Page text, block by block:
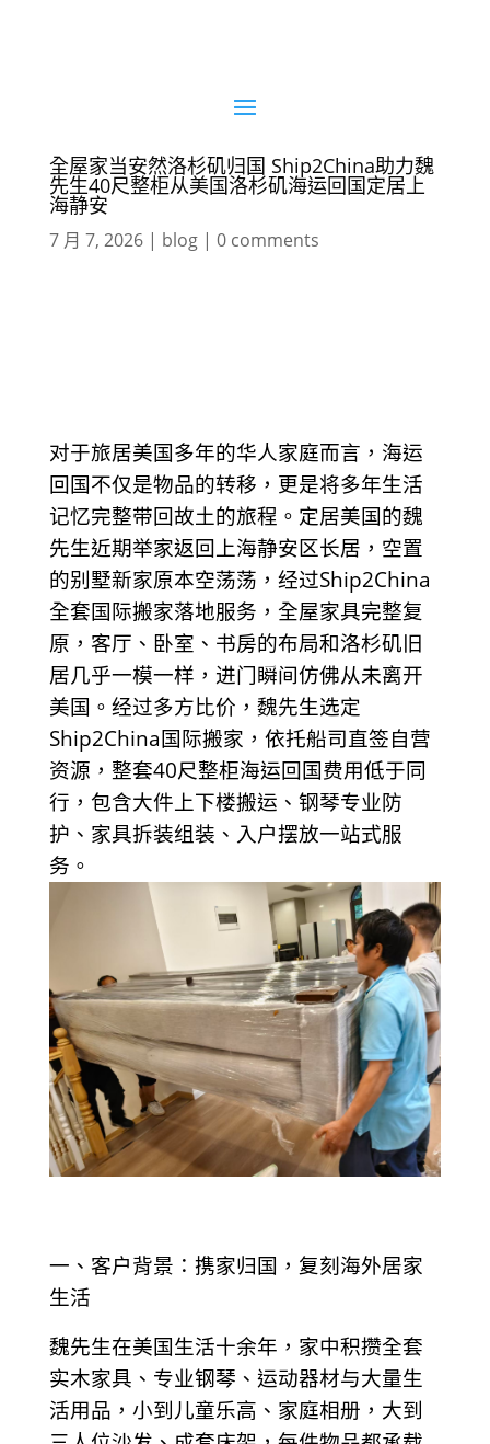
全屋家当安然洛杉矶归国 Ship2China助力魏
先生40尺整柜从美国洛杉矶海运回国定居上
海静安
7 月 7, 2026| blog| 0 comments
对于旅居美国多年的华人家庭而言，海运
回国不仅是物品的转移，更是将多年生活
记忆完整带回故土的旅程。定居美国的魏
先生近期举家返回上海静安区长居，空置
的别墅新家原本空荡荡，经过Ship2China
全套国际搬家落地服务，全屋家具完整复
原，客厅、卧室、书房的布局和洛杉矶旧
居几乎一模一样，进门瞬间仿佛从未离开
美国。经过多方比价，魏先生选定
Ship2China国际搬家，依托船司直签自营
资源，整套40尺整柜海运回国费用低于同
行，包含大件上下楼搬运、钢琴专业防
护、家具拆装组装、入户摆放一站式服
务。
一、客户背景：携家归国，复刻海外居家
生活
魏先生在美国生活十余年，家中积攒全套
实木家具、专业钢琴、运动器材与大量生
活用品，小到儿童乐高、家庭相册，大到